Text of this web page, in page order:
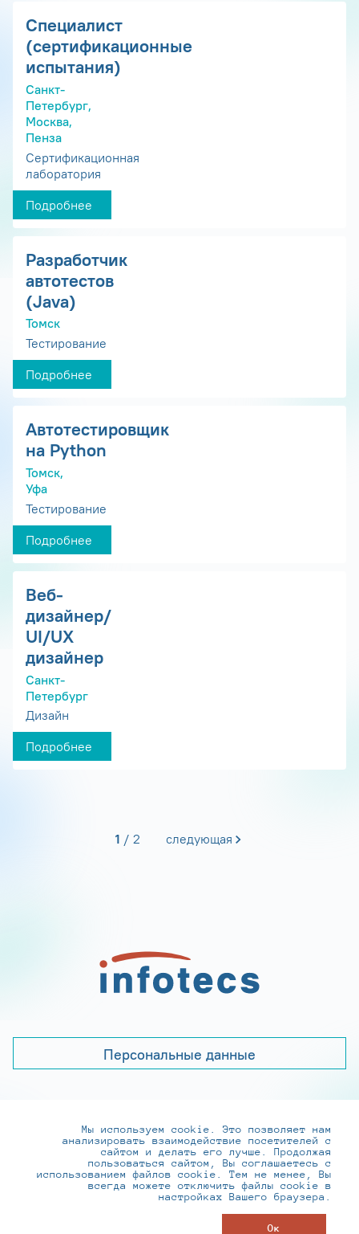
Специалист
(сертификационные
испытания)
Санкт-
Петербург,
Москва,
Пенза
Сертификационная
лаборатория
Подробнее
Разработчик
автотестов
(Java)
Томск
Тестирование
Подробнее
Автотестировщик
на Python
Томск,
Уфа
Тестирование
Подробнее
Веб-
дизайнер/
UI/UX
дизайнер
Санкт-
Петербург
Дизайн
Подробнее
1 2 следующая
Персональные данные
+7 (495) 737-6192, 8-800-250-0-260
practice@infotecs.ru,hr@infotecs.ru
127273, г. Москва, Отрадная ул., 2Б строение 1
Мы используем cookie. Это позволяет нам
анализировать взаимодействие посетителей с
сайтом и делать его лучше. Продолжая
пользоваться сайтом, Вы соглашаетесь с
использованием файлов cookie. Тем не менее, Вы
всегда можете отключить файлы cookie в
настройках Вашего браузера.
Ок